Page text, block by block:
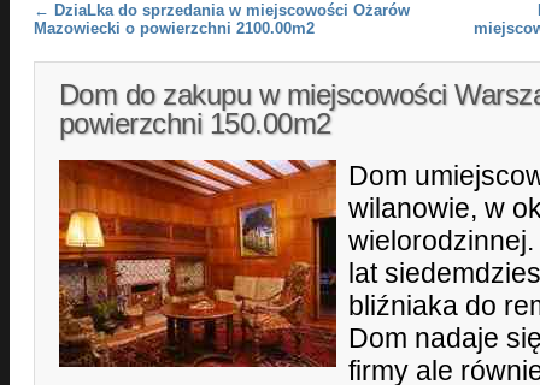
Post navigation
← DziaLka do sprzedania w miejscowości Ożarów
Mazowiecki o powierzchni 2100.00m2
Dom do zakupu w miejscowości
powierzchni 150.00m2
Dom
wilanowie, w
wielorodzinnej.
lat
bliźniaka do
Dom nadaje
firmy ale